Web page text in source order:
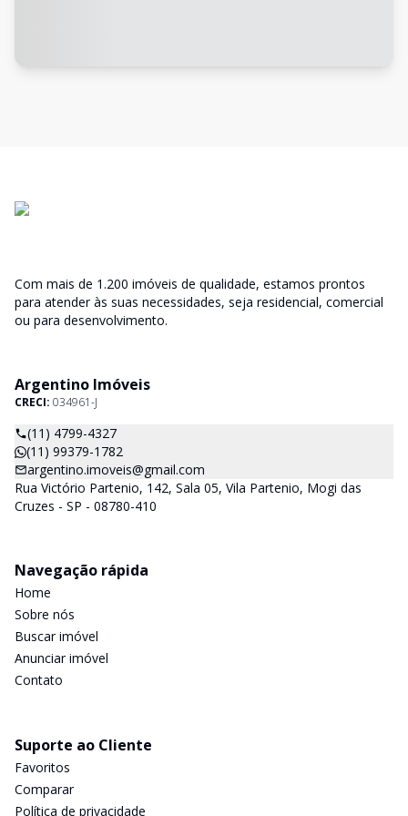
Com mais de 1.200 imóveis de qualidade, estamos prontos
para atender às suas necessidades, seja residencial, comercial
ou para desenvolvimento.
Argentino Imóveis
CRECI: 034961-J
(11) 4799-4327
(11) 99379-1782
argentino.imoveis@gmail.com
Rua Victório Partenio, 142, Sala 05, Vila Partenio, Mogi das
Cruzes - SP - 08780-410
Navegação rápida
Home
Sobre nós
Buscar imóvel
Anunciar imóvel
Contato
Suporte ao Cliente
Favoritos
Comparar
Política de privacidade